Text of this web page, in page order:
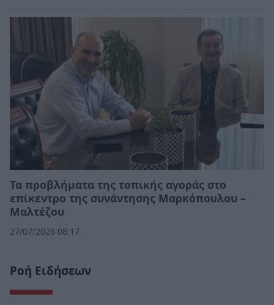
Τα προβλήματα της τοπικής αγοράς στο
επίκεντρο της συνάντησης Μαρκόπουλου –
Μαλτέζου
27/07/2026 08:17
Ροή Ειδήσεων